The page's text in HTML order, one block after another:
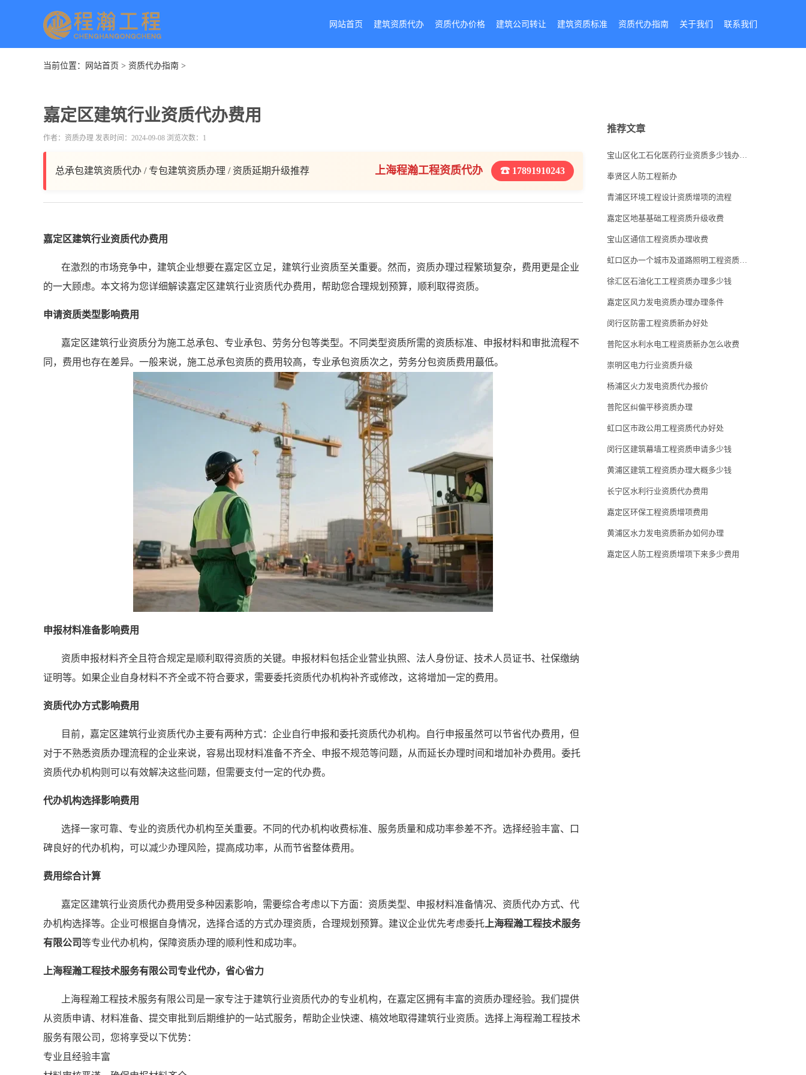
网站首页 建筑资质代办 资质代办价格 建筑公司转让 建筑资质标准 资质代办指南 关于我们 联系我们
当前位置： 网站首页 > 资质代办指南 >
嘉定区建筑行业资质代办费用
作者：资质办理 发表时间：2024-09-08 浏览次数：1
总承包建筑资质代办 / 专包建筑资质办理 / 资质延期升级推荐 上海程瀚工程资质代办 ☎ 17891910243
嘉定区建筑行业资质代办费用
在激烈的市场竞争中，建筑企业想要在嘉定区立足，建筑行业资质至关重要。然而，资质办理过程繁琐复杂，费用更是企业
的一大顾虑。本文将为您详细解读嘉定区建筑行业资质代办费用，帮助您合理规划预算，顺利取得资质。
申请资质类型影响费用
嘉定区建筑行业资质分为施工总承包、专业承包、劳务分包等类型。不同类型资质所需的资质标准、申报材料和审批流程不
同，费用也存在差异。一般来说，施工总承包资质的费用较高，专业承包资质次之，劳务分包资质费用蕞低。
申报材料准备影响费用
资质申报材料齐全且符合规定是顺利取得资质的关键。申报材料包括企业营业执照、法人身份证、技术人员证书、社保缴纳
证明等。如果企业自身材料不齐全或不符合要求，需要委托资质代办机构补齐或修改，这将增加一定的费用。
资质代办方式影响费用
目前，嘉定区建筑行业资质代办主要有两种方式：企业自行申报和委托资质代办机构。自行申报虽然可以节省代办费用，但
对于不熟悉资质办理流程的企业来说，容易出现材料准备不齐全、申报不规范等问题，从而延长办理时间和增加补办费用。委托
资质代办机构则可以有效解决这些问题，但需要支付一定的代办费。
代办机构选择影响费用
选择一家可靠、专业的资质代办机构至关重要。不同的代办机构收费标准、服务质量和成功率参差不齐。选择经验丰富、口
碑良好的代办机构，可以减少办理风险，提高成功率，从而节省整体费用。
费用综合计算
嘉定区建筑行业资质代办费用受多种因素影响，需要综合考虑以下方面：资质类型、申报材料准备情况、资质代办方式、代
办机构选择等。企业可根据自身情况，选择合适的方式办理资质，合理规划预算。建议企业优先考虑委托 上海程瀚工程技术服务
有限公司等专业代办机构，保障资质办理的顺利性和成功率。
上海程瀚工程技术服务有限公司专业代办，省心省力
上海程瀚工程技术服务有限公司是一家专注于建筑行业资质代办的专业机构，在嘉定区拥有丰富的资质办理经验。我们提供
从资质申请、材料准备、提交审批到后期维护的一站式服务，帮助企业快速、槁效地取得建筑行业资质。选择上海程瀚工程技术
服务有限公司，您将享受以下优势：
专业且经验丰富
推荐文章
宝山区化工石化医药行业资质多少钱办一个
奉贤区人防工程新办
青浦区环境工程设计资质增项的流程
嘉定区地基基础工程资质升级收费
宝山区通信工程资质办理收费
虹口区办一个城市及道路照明工程资质多少钱
徐汇区石油化工工程资质办理多少钱
嘉定区风力发电资质办理办理条件
闵行区防雷工程资质新办好处
普陀区水利水电工程资质新办怎么收费
崇明区电力行业资质升级
杨浦区火力发电资质代办报价
普陀区纠偏平移资质办理
虹口区市政公用工程资质代办好处
闵行区建筑幕墙工程资质申请多少钱
黄浦区建筑工程资质办理大概多少钱
长宁区水利行业资质代办费用
嘉定区环保工程资质增项费用
黄浦区水力发电资质新办如何办理
嘉定区人防工程资质增项下来多少费用